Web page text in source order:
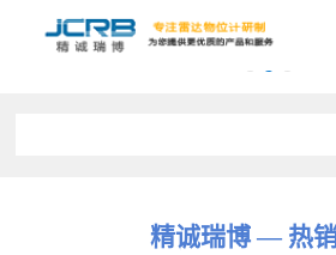
精诚瑞博 — 热